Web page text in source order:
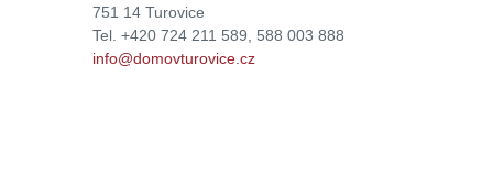
751 14 Turovice
Tel. +420 724 211 589, 588 003 888
info@domovturovice.cz